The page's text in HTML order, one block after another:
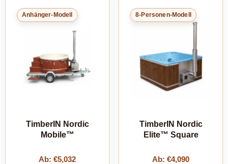
Anhänger-Modell
TimberIN Nordic
Mobile™
Ab: €5,032
8-Personen-Modell
TimberIN Nordic
Elite™ Square
Ab: €4,090